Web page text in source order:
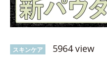
スキンケア 5964 view